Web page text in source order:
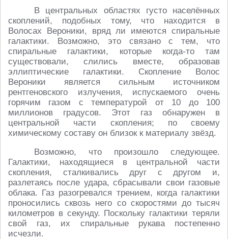
В центральных областях густо населённых
скоплений, подобных тому, что находится в
Волосах Вероники, вряд ли имеются спиральные
галактики. Возможно, это связано с тем, что
спиральные галактики, которые когда-то там
существовали, слились вместе, образовав
эллиптические галактики. Скопление Волос
Вероники является сильным источником
рентгеновского излучения, испускаемого очень
горячим газом с температурой от 10 до 100
миллионов градусов. Этот газ обнаружен в
центральной части скопления; по своему
химическому составу он близок к материалу звёзд.
Возможно, что произошло следующее.
Галактики, находящиеся в центральной части
скопления, сталкивались друг с другом и,
разлетаясь после удара, сбрасывали свои газовые
облака. Газ разогревался трением, когда галактики
проносились сквозь него со скоростями до тысяч
километров в секунду. Поскольку галактики теряли
свой газ, их спиральные рукава постепенно
исчезли.